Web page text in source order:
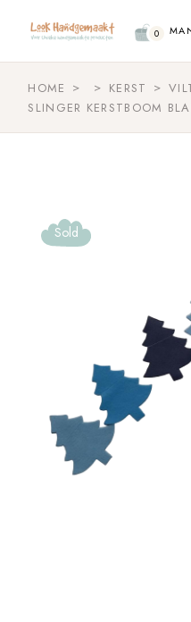
content
0
HOME KERST
SLINGER KERSTBOOM
Sold